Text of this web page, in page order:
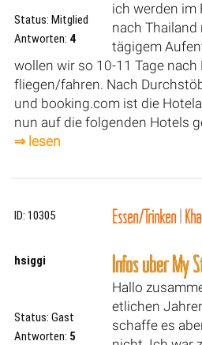
Status: Mitglied
Antworten: 4
ich werden im
nach Thailand
tägigem
wollen wir so 10-11 Tage nach
fliegen/fahren. Nach
und booking.com ist die
nun auf die folgenden Hotels
⇒ lesen
ID: 10305 Essen/Trinken|
hsiggi
Status: Gast
Antworten: 5
Infos über My
Hallo
etlichen
schaffe es